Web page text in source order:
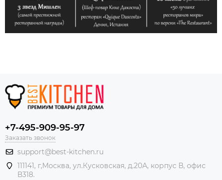
+7-495-909-95-97
Заказать звонок
support@best-kitchen.ru
111141, г,Москва, ул.Кусковская, д.20А, корпус В, офис
В318.